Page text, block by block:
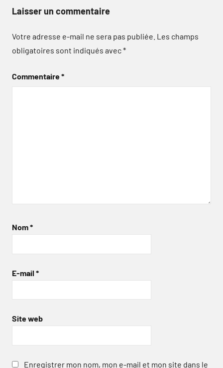
Laisser un commentaire
Votre adresse e-mail ne sera pas publiée. Les champs
obligatoires sont indiqués avec*
Commentaire*
Nom*
E-mail *
Site web
Enregistrer mon nom, mon e-mail et mon site dans le